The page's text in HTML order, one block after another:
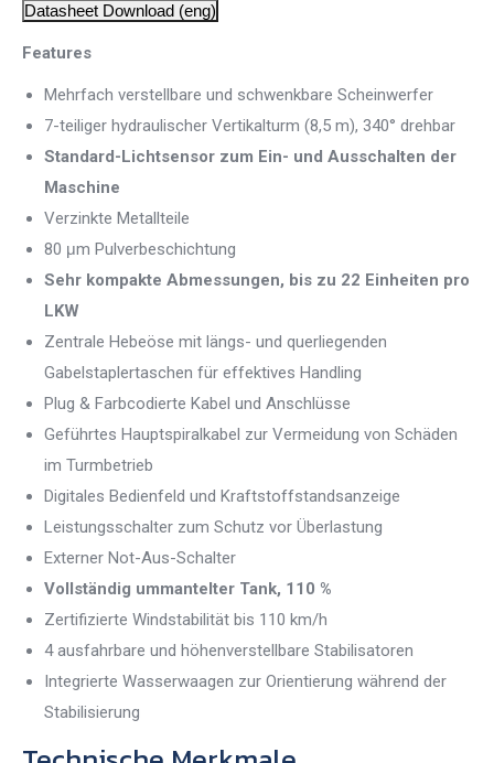
Datasheet Download (eng)
Features
Mehrfach verstellbare und schwenkbare Scheinwerfer
7-teiliger hydraulischer Vertikalturm (8,5 m), 340° drehbar
Standard-Lichtsensor zum Ein- und Ausschalten der
Maschine
Verzinkte Metallteile
80 μm Pulverbeschichtung
Sehr kompakte Abmessungen, bis zu 22 Einheiten pro
LKW
Zentrale Hebeöse mit längs- und querliegenden
Gabelstaplertaschen für effektives Handling
Plug & Farbcodierte Kabel und Anschlüsse
Geführtes Hauptspiralkabel zur Vermeidung von Schäden
im Turmbetrieb
Digitales Bedienfeld und Kraftstoffstandsanzeige
Leistungsschalter zum Schutz vor Überlastung
Externer Not-Aus-Schalter
Vollständig ummantelter Tank, 110 %
Zertifizierte Windstabilität bis 110 km/h
4 ausfahrbare und höhenverstellbare Stabilisatoren
Integrierte Wasserwaagen zur Orientierung während der
Stabilisierung